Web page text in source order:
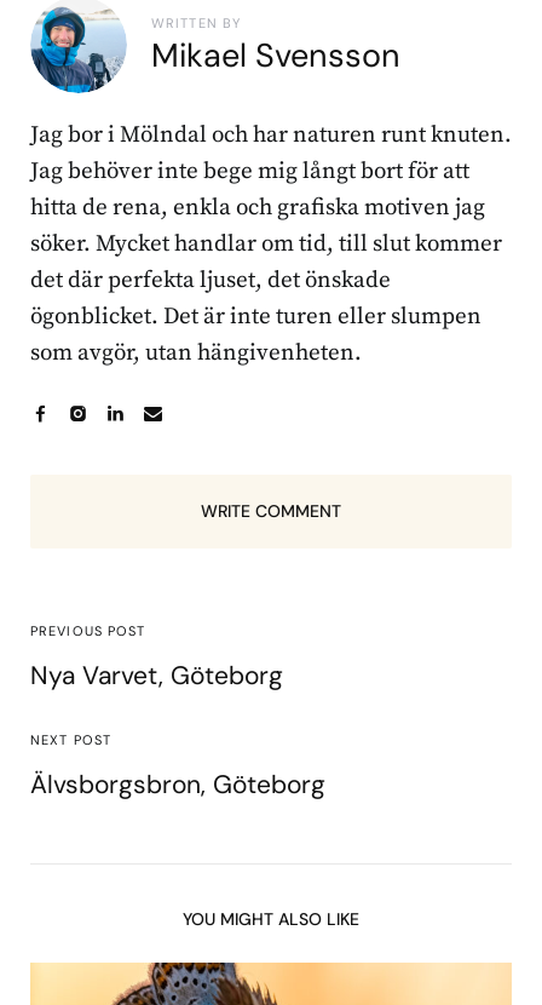
WRITTEN BY
Mikael Svensson
Jag bor i Mölndal och har naturen runt knuten.
Jag behöver inte bege mig långt bort för att
hitta de rena, enkla och grafiska motiven jag
söker. Mycket handlar om tid, till slut kommer
det där perfekta ljuset, det önskade
ögonblicket. Det är inte turen eller slumpen
som avgör, utan hängivenheten.
WRITE COMMENT
PREVIOUS POST
Nya Varvet, Göteborg
NEXT POST
Älvsborgsbron, Göteborg
YOU MIGHT ALSO LIKE